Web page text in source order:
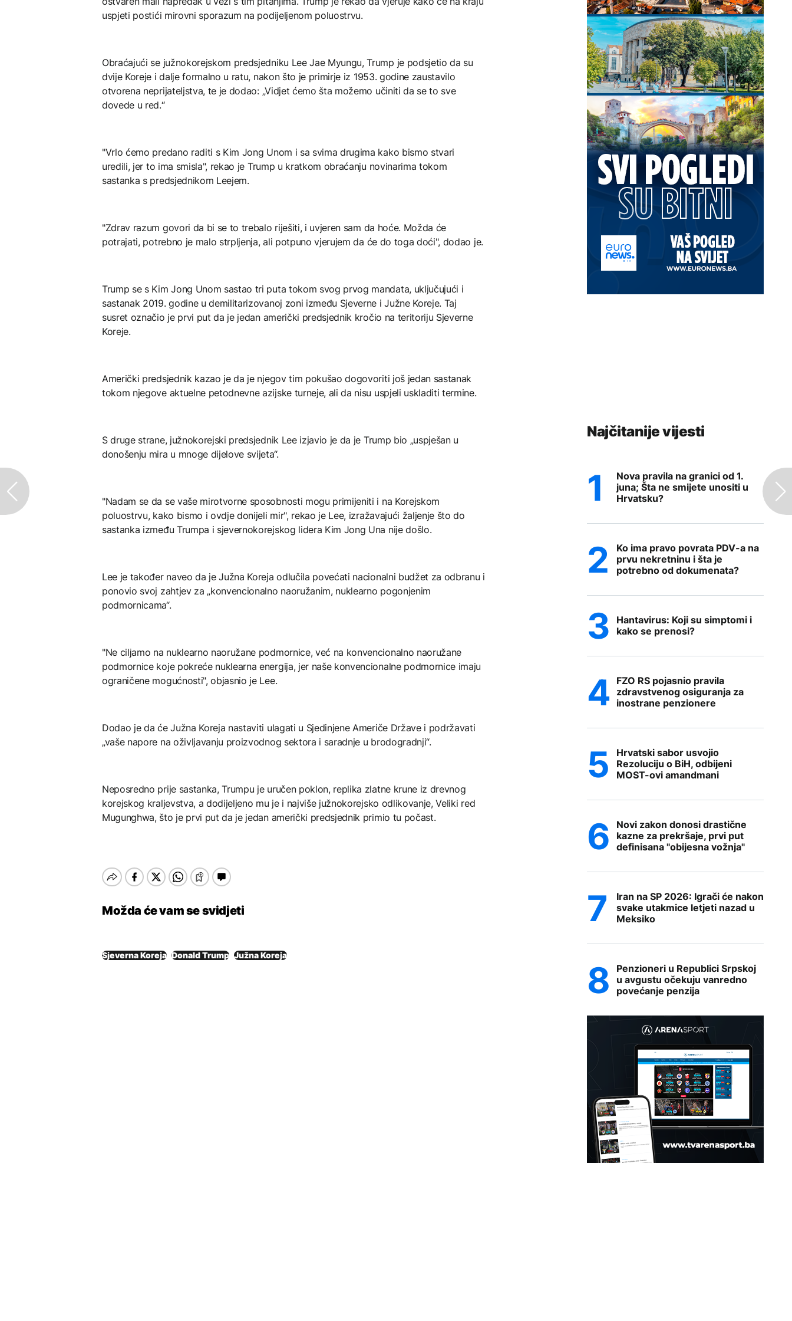
uspjeti postići mirovni sporazum na podijeljenom poluostrvu.
Obraćajući se južnokorejskom predsjedniku Lee Jae Myungu, Trump je podsjetio da su
dvije Koreje i dalje formalno u ratu, nakon što je primirje iz 1953. godine zaustavilo
otvorena neprijateljstva, te je dodao: „Vidjet ćemo šta možemo učiniti da se to sve
dovede u red.“
"Vrlo ćemo predano raditi s Kim Jong Unom i sa svima drugima kako bismo stvari
uredili, jer to ima smisla", rekao je Trump u kratkom obraćanju novinarima tokom
sastanka s predsjednikom Leejem.
"Zdrav razum govori da bi se to trebalo riješiti, i uvjeren sam da hoće. Možda će
potrajati, potrebno je malo strpljenja, ali potpuno vjerujem da će do toga doći", dodao je.
Trump se s Kim Jong Unom sastao tri puta tokom svog prvog mandata, uključujući i
sastanak 2019. godine u demilitarizovanoj zoni između Sjeverne i Južne Koreje. Taj
susret označio je prvi put da je jedan američki predsjednik kročio na teritoriju Sjeverne
Koreje.
Američki predsjednik kazao je da je njegov tim pokušao dogovoriti još jedan sastanak
tokom njegove aktuelne petodnevne azijske turneje, ali da nisu uspjeli uskladiti termine.
S druge strane, južnokorejski predsjednik Lee izjavio je da je Trump bio „uspješan u
donošenju mira u mnoge dijelove svijeta“.
"Nadam se da se vaše mirotvorne sposobnosti mogu primijeniti i na Korejskom
poluostrvu, kako bismo i ovdje donijeli mir", rekao je Lee, izražavajući žaljenje što do
sastanka između Trumpa i sjevernokorejskog lidera Kim Jong Una nije došlo.
Lee je također naveo da je Južna Koreja odlučila povećati nacionalni budžet za odbranu i
ponovio svoj zahtjev za „konvencionalno naoružanim, nuklearno pogonjenim
podmornicama“.
"Ne cilјamo na nuklearno naoružane podmornice, već na konvencionalno naoružane
podmornice koje pokreće nuklearna energija, jer naše konvencionalne podmornice imaju
ograničene mogućnosti", objasnio je Lee.
Dodao je da će Južna Koreja nastaviti ulagati u Sjedinjene Američe Države i podržavati
„vaše napore na oživljavanju proizvodnog sektora i saradnje u brodogradnji“.
Neposredno prije sastanka, Trumpu je uručen poklon, replika zlatne krune iz drevnog
korejskog kraljevstva, a dodijeljeno mu je i najviše južnokorejsko odlikovanje, Veliki red
Mugunghwa, što je prvi put da je jedan američki predsjednik primio tu počast.
Možda će vam se svidjeti
Sjeverna Koreja Donald Trump Južna Koreja
Najčitanije vijesti
Nova pravila na granici od 1.
juna; Šta ne smijete unositi u
Hrvatsku?
Ko ima pravo povrata PDV-a na
prvu nekretninu i šta je
potrebno od dokumenata?
Hantavirus: Koji su simptomi i
kako se prenosi?
FZO RS pojasnio pravila
zdravstvenog osiguranja za
inostrane penzionere
Hrvatski sabor usvojio
Rezoluciju o BiH, odbijeni
MOST-ovi amandmani
Novi zakon donosi drastične
kazne za prekršaje, prvi put
definisana "obijesna vožnja"
Iran na SP 2026: Igrači će nakon
svake utakmice letjeti nazad u
Meksiko
Penzioneri u Republici Srpskoj
u avgustu očekuju vanredno
povećanje penzija